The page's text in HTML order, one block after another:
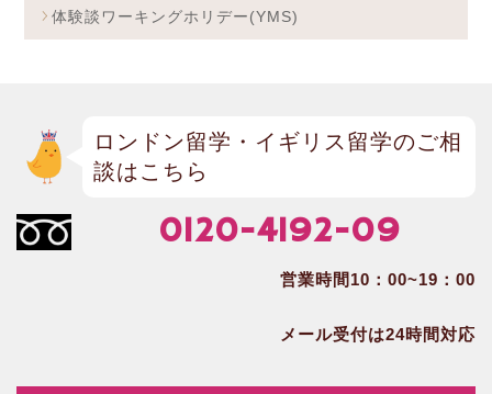
体験談ワーキングホリデー(YMS)
ロンドン留学・イギリス留学のご相
談はこちら
0120-4192-09
営業時間10：00~19：00
メール受付は24時間対応